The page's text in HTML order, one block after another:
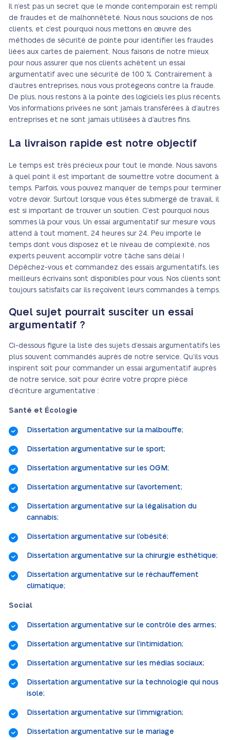
Il n’est pas un secret que le monde contemporain est rempli
de fraudes et de malhonnêteté. Nous nous soucions de nos
clients, et c’est pourquoi nous mettons en œuvre des
méthodes de sécurité de pointe pour identifier les fraudes
liées aux cartes de paiement. Nous faisons de notre mieux
pour nous assurer que nos clients achètent un essai
argumentatif avec une sécurité de 100 %. Contrairement à
d’autres entreprises, nous vous protégeons contre la fraude.
De plus, nous restons à la pointe des logiciels les plus récents.
Vos informations privées ne sont jamais transférées à d’autres
entreprises et ne sont jamais utilisées à d’autres fins.
La livraison rapide est notre objectif
Le temps est très précieux pour tout le monde. Nous savons
à quel point il est important de soumettre votre document à
temps. Parfois, vous pouvez manquer de temps pour terminer
votre devoir. Surtout lorsque vous êtes submergé de travail, il
est si important de trouver un soutien. C’est pourquoi nous
sommes là pour vous. Un essai argumentatif sur mesure vous
attend à tout moment, 24 heures sur 24. Peu importe le
temps dont vous disposez et le niveau de complexité, nos
experts peuvent accomplir votre tâche sans délai !
Dépêchez-vous et commandez des essais argumentatifs, les
meilleurs écrivains sont disponibles pour vous. Nos clients sont
toujours satisfaits car ils reçoivent leurs commandes à temps.
Quel sujet pourrait susciter un essai
argumentatif ?
Ci-dessous figure la liste des sujets d’essais argumentatifs les
plus souvent commandés auprès de notre service. Qu’ils vous
inspirent soit pour commander un essai argumentatif auprès
de notre service, soit pour écrire votre propre pièce
d’écriture argumentative :
Santé et Écologie
Dissertation argumentative sur la malbouffe;
Dissertation argumentative sur le sport;
Dissertation argumentative sur les OGM;
Dissertation argumentative sur l’avortement;
Dissertation argumentative sur la légalisation du
cannabis;
Dissertation argumentative sur l’obésité;
Dissertation argumentative sur la chirurgie esthétique;
Dissertation argumentative sur le réchauffement
climatique;
Social
Dissertation argumentative sur le contrôle des armes;
Dissertation argumentative sur l’intimidation;
Dissertation argumentative sur les médias sociaux;
Dissertation argumentative sur la technologie qui nous
isole;
Dissertation argumentative sur l’immigration;
Dissertation argumentative sur le mariage